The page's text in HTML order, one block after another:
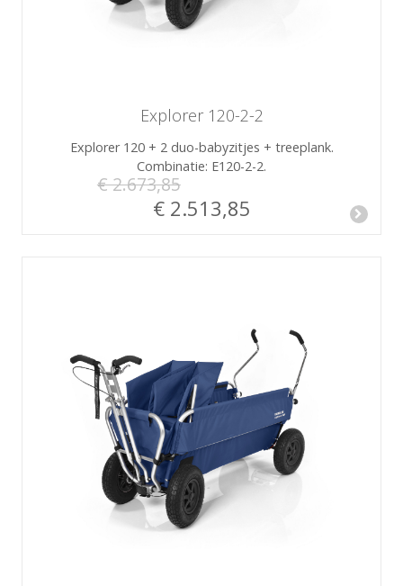
Explorer 120-2-2
Explorer 120 + 2 duo-babyzitjes + treeplank.
Combinatie: E120-2-2.
€ 2.673,85
€ 2.513,85